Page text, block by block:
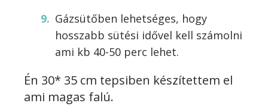
Gázsütőben lehetséges, hogy
hosszabb sütési idővel kell számolni
ami kb 40-50 perc lehet.
Én 30* 35 cm tepsiben készítettem el
ami magas falú.